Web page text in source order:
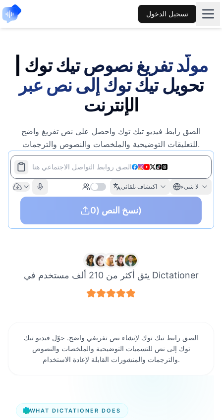
تسجيل الدخول
مولّد تفريغ نصوص تيك توك |
تحويل تيك توك إلى نص عبر
الإنترنت
الصق رابط فيديو تيك توك واحصل على نص تفريغ واضح
للتعليقات التوضيحية والملخصات والنصوص والترجمات.
الصق روابط التواصل الاجتماعي هنا
اكتشاف تلقائي لا شيء
نسخ النص(0)
يثق أكثر من 210 ألف مستخدم في Dictationer
الصق رابط تيك توك لإنشاء نص تفريغي واضح. حوّل فيديو تيك
توك إلى نص للتسميات التوضيحية والملخصات والنصوص
والترجمات والمنشورات القابلة لإعادة الاستخدام.
WHAT DICTATIONER DOES